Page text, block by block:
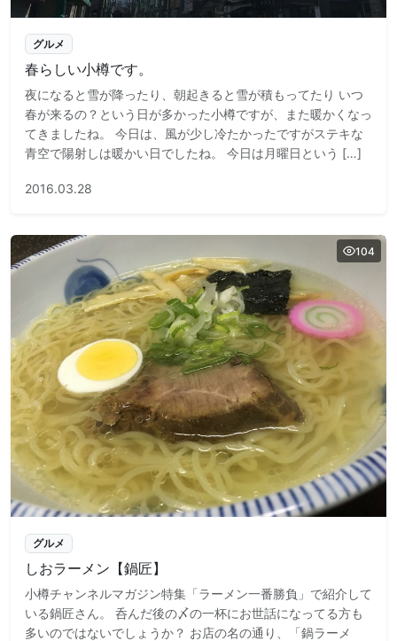
グルメ
春らしい小樽です。
夜になると雪が降ったり、朝起きると雪が積もってたり いつ
春が来るの？という日が多かった小樽ですが、また暖かくなっ
てきましたね。 今日は、風が少し冷たかったですがステキな
青空で陽射しは暖かい日でしたね。 今日は月曜日という […]
2016.03.28
104
グルメ
しおラーメン【鍋匠】
小樽チャンネルマガジン特集「ラーメン一番勝負」で紹介して
いる鍋匠さん。 呑んだ後の〆の一杯にお世話になってる方も
多いのではないでしょうか？ お店の名の通り、「鍋ラーメ